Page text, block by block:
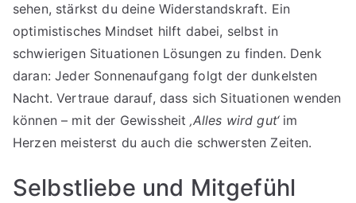
sehen, stärkst du deine Widerstandskraft. Ein
optimistisches Mindset hilft dabei, selbst in
schwierigen Situationen Lösungen zu finden. Denk
daran: Jeder Sonnenaufgang folgt der dunkelsten
Nacht. Vertraue darauf, dass sich Situationen wenden
können – mit der Gewissheit‚Alles wird gut‘im
Herzen meisterst du auch die schwersten Zeiten.
Selbstliebe und Mitgefühl